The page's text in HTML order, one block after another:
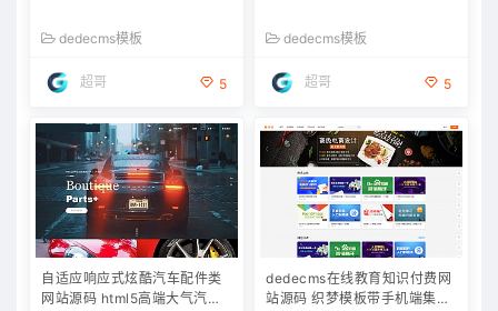
dedecms模板
超哥 5
dedecms模板
超哥 5
自适应响应式炫酷汽车配件类
网站源码 html5高端大气汽车
dedecms在线教育知识付费网
站源码 织梦模板带手机端集成